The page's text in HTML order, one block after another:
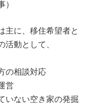
）
主に、移住希望者と
活動として、
の相談対応
営
いない空き家の発掘